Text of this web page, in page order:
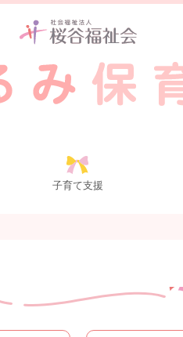
子育て支援